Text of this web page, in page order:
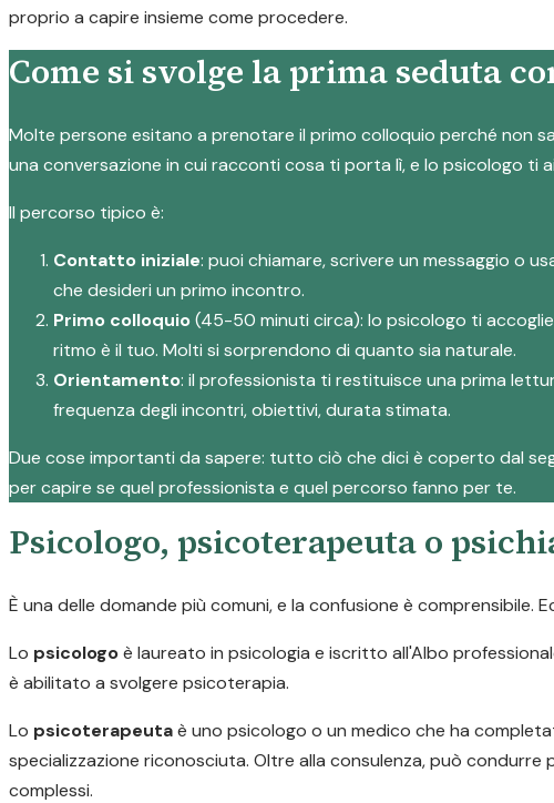
proprio a capire insieme come procedere.
Come si svolge la prima seduta
Molte persone esitano a prenotare il primo colloquio perché non
una conversazione in cui racconti cosa ti porta lì, e lo psicologo ti
Il percorso tipico è:
Contatto iniziale: puoi chiamare, scrivere un messaggio o
che desideri un primo incontro.
Primo colloquio(45-50 minuti circa): lo psicologo ti
ritmo è il tuo. Molti si sorprendono di quanto sia naturale.
Orientamento: il professionista ti restituisce una prima
frequenza degli incontri, obiettivi, durata stimata.
Due cose importanti da sapere: tutto ciò che dici è coperto dal
per capire se quel professionista e quel percorso fanno per te.
Psicologo, psicoterapeuta o
È una delle domande più comuni, e la confusione è comprensibile.
Lo psicologoè laureato in psicologia e iscritto all'Albo
è abilitato a svolgere psicoterapia.
Lo psicoterapeutaè uno psicologo o un medico che ha
specializzazione riconosciuta. Oltre alla consulenza, può
complessi.